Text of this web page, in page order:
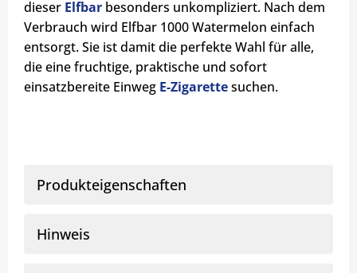
dieser Elfbar besonders unkompliziert. Nach dem
Verbrauch wird Elfbar 1000 Watermelon einfach
entsorgt. Sie ist damit die perfekte Wahl für alle,
die eine fruchtige, praktische und sofort
einsatzbereite Einweg E-Zigarettesuchen.
Produkteigenschaften
Hinweis